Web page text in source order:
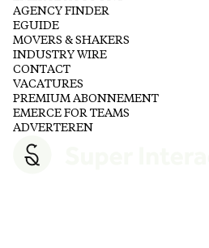
AGENCY FINDER
EGUIDE
MOVERS & SHAKERS
INDUSTRY WIRE
CONTACT
VACATURES
PREMIUM ABONNEMENT
EMERCE FOR TEAMS
ADVERTEREN